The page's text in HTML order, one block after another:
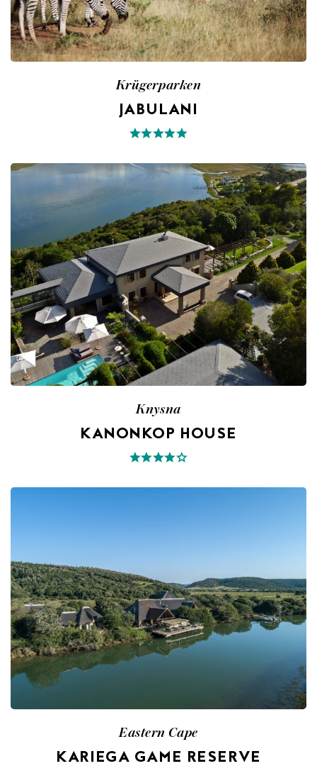
Krügerparken
JABULANI
Knysna
KANONKOP HOUSE
Eastern Cape
KARIEGA GAME RESERVE